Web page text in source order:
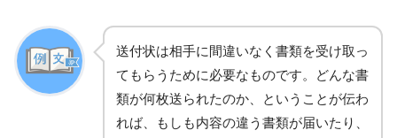
送付状は相手に間違いなく書類を受け取っ
てもらうために必要なものです。どんな書
類が何枚送られたのか、ということが伝わ
れば、もしも内容の違う書類が届いたり、